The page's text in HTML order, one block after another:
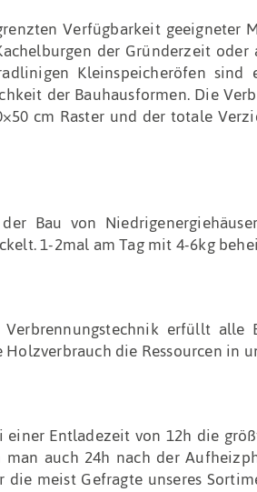
Verfügbarkeit
der Gründerzeit
Kleinspeicheröfen
der Bauhausformen. Die
cm Raster und der totale
Bau von
1-2mal am Tag mit 4-6kg
erfüllt alle
die Ressourcen in
Entladezeit von 12h die
auch 24h nach der
meist Gefragte unseres